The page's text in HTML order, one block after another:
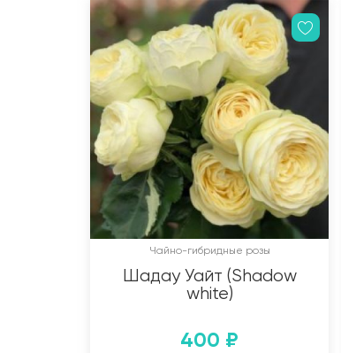
Чайно-гибридные розы
Шадау Уайт (Shadow
white)
400 ₽